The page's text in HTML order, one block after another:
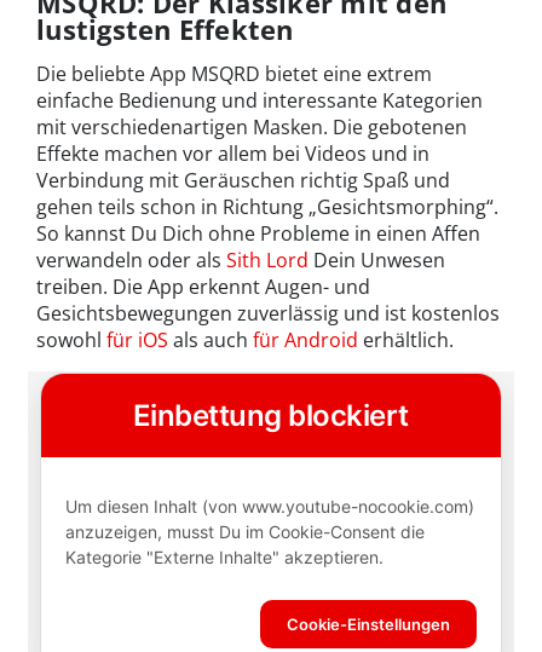
lustigsten Effekten
Die beliebte App MSQRD bietet eine extrem
einfache Bedienung und interessante Kategorien
mit verschiedenartigen Masken. Die gebotenen
Effekte machen vor allem bei Videos und in
Verbindung mit Geräuschen richtig Spaß und
gehen teils schon in Richtung „Gesichtsmorphing“.
So kannst Du Dich ohne Probleme in einen Affen
verwandeln oder als Sith Lord Dein Unwesen
treiben. Die App erkennt Augen- und
Gesichtsbewegungen zuverlässig und ist kostenlos
sowohl für iOS als auch für Android erhältlich.